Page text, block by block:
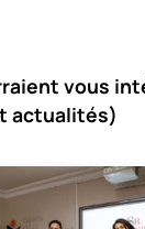
vous
actualités)